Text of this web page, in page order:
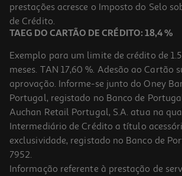
71,99 €
prestações acresce o Imposto do Selo
de Crédito.
TAEG DO CARTÃO DE CRÉDITO: 18,4 %
Exemplo para um limite de crédito de
meses. TAN 17,60 %. Adesão ao Cartão
aprovação. Informe-se junto do Oney
Portugal, registado no Banco de
Auchan Retail Portugal, S.A. atua na
Intermediário de Crédito a título
exclusividade, registado no Banco de
7952.
Informação referente à prestação de